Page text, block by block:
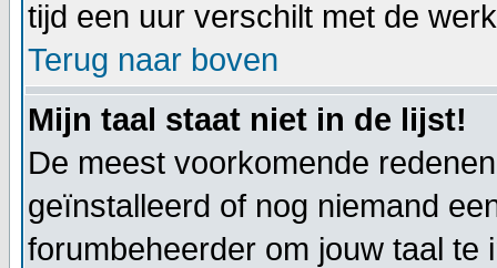
tijd een uur verschilt met de
Terug naar boven
Mijn taal staat niet in de lijst!
De meest voorkomende
geïnstalleerd of nog niemand
forumbeheerder om jouw taal te